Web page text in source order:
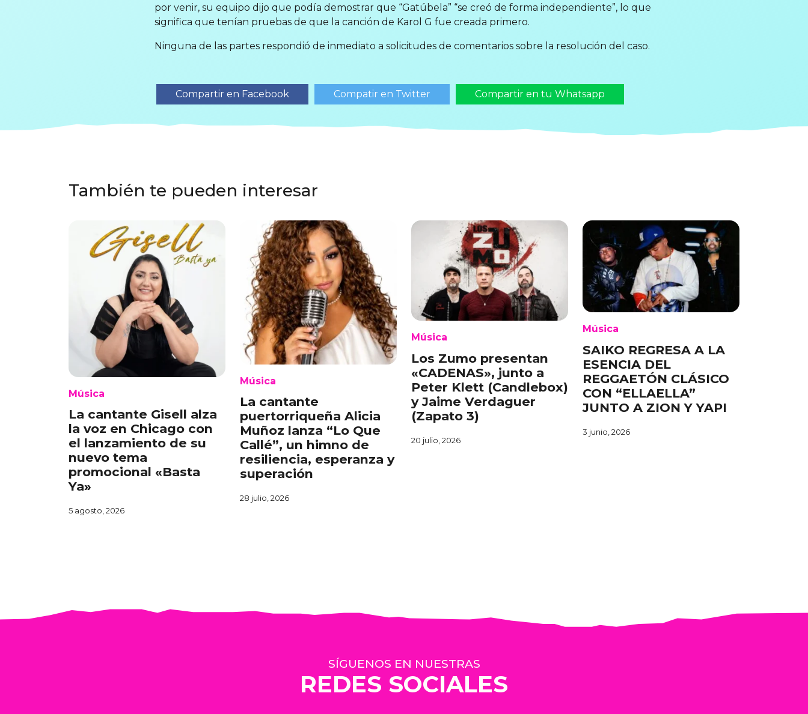
por venir, su equipo dijo que podía demostrar que “Gatúbela” “se creó de forma independiente”, lo que
significa que tenían pruebas de que la canción de Karol G fue creada primero.
Ninguna de las partes respondió de inmediato a solicitudes de comentarios sobre la resolución del caso.
Compartir en Facebook Compatir en Twitter Compartir en tu Whatsapp
También te pueden interesar
Música
La cantante Gisell alza
la voz en Chicago con
el lanzamiento de su
nuevo tema
promocional «Basta
Ya»
5 agosto, 2026
Música
La cantante
puertorriqueña Alicia
Muñoz lanza “Lo Que
Callé”, un himno de
resiliencia, esperanza y
superación
28 julio, 2026
Música
Los Zumo presentan
«CADENAS», junto a
Peter Klett (Candlebox)
y Jaime Verdaguer
(Zapato 3)
20 julio, 2026
Música
SAIKO REGRESA A LA
ESENCIA DEL
REGGAETÓN CLÁSICO
CON “ELLAELLA”
JUNTO A ZION Y YAPI
3 junio, 2026
SÍGUENOS EN NUESTRAS
REDES SOCIALES